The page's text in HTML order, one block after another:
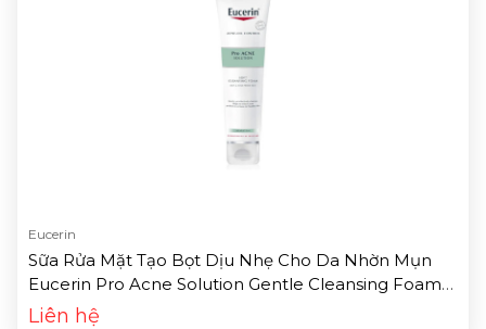
Eucerin
Sữa Rửa Mặt Tạo Bọt Dịu Nhẹ Cho Da Nhờn Mụn
Eucerin Pro Acne Solution Gentle Cleansing Foam
(150g)
Liên hệ